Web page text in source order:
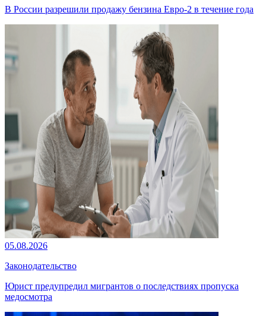
В России разрешили продажу бензина Евро-2 в течение года
05.08.2026
Законодательство
Юрист предупредил мигрантов о последствиях пропуска
медосмотра